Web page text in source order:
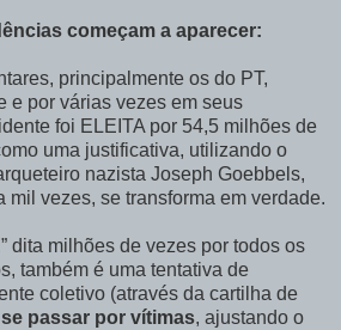
começam a aparecer:
principalmente os do PT,
e por várias vezes em seus
foi ELEITA por 54,5 milhões de
uma justificativa, utilizando o
nazista Joseph Goebbels,
mil vezes, se transforma em verdade.
dita milhões de vezes por todos os
também é uma tentativa de
coletivo (através da cartilha de
passar por vítimas, ajustando o